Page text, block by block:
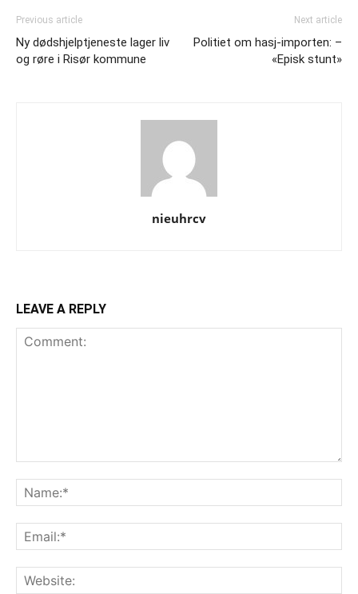
Previous article
Ny dødshjelptjeneste lager liv
og røre i Risør kommune
Next article
Politiet om hasj-importen: –
«Episk stunt»
nieuhrcv
LEAVE A REPLY